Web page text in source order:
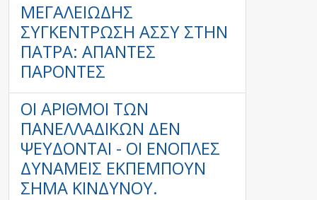
ΜΕΓΑΛΕΙΏΔΗΣ
ΣΥΓΚΈΝΤΡΩΣΗ ΑΣΣΥ ΣΤΗΝ
ΠΆΤΡΑ: ΆΠΑΝΤΕΣ
ΠΑΡΌΝΤΕΣ
ΟΙ ΑΡΙΘΜΟΊ ΤΩΝ
ΠΑΝΕΛΛΑΔΙΚΏΝ ΔΕΝ
ΨΕΎΔΟΝΤΑΙ - ΟΙ ΈΝΟΠΛΕΣ
ΔΥΝΆΜΕΙΣ ΕΚΠΈΜΠΟΥΝ
ΣΉΜΑ ΚΙΝΔΎΝΟΥ.